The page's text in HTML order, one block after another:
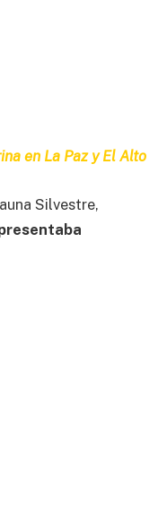
en La Paz y El Alto
Silvestre,